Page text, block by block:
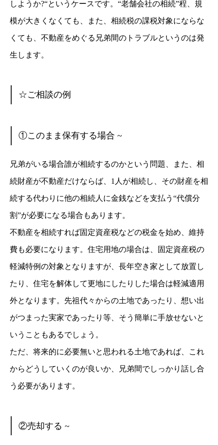
しようか?“というケースです。“老舗会社の相続”程、規
模が大きくなくても、また、相続税の課税対象にならな
くても、不動産をめぐる兄弟間のトラブルというのは発
生します。
☆ご相談の例
①このまま保有する場合 ~
兄弟がいる場合誰が相続するのかという問題、また、相
続財産が不動産だけならば、1人が相続し、その財産を相
続する代わりに他の相続人に金銭などを支払う“代償分
割”が必要になる場合もあります。
不動産を相続すれば固定資産税などの税金を始め、維持
費も必要になります。住宅用地の場合は、固定資産税の
軽減特例の対象となりますが、長年空き家として放置し
たり、住宅を解体して更地にしたりした場合は軽減適用
外となります。先祖代々からの土地であったり、想い出
がつまった実家であったり等、そう簡単に手放せないと
いうこともあるでしょう。
ただ、将来的に必要無いと思われる土地であれば、これ
からどうしていくのが良いか、兄弟間でしっかり話し合
う必要があります。
②売却する ~